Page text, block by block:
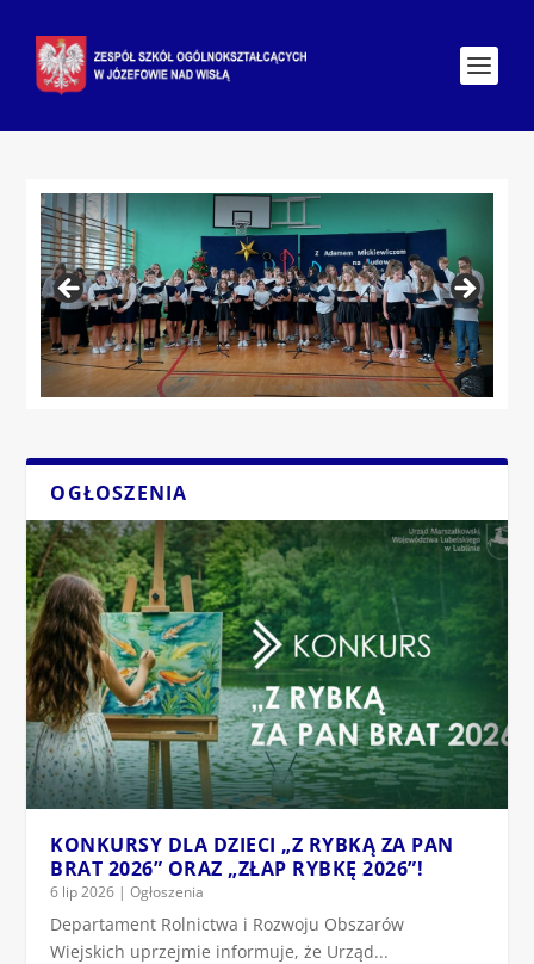
OGŁOSZENIA
KONKURSY DLA DZIECI „Z RYBKĄ ZA PAN
BRAT 2026” ORAZ „ZŁAP RYBKĘ 2026”!
6 lip 2026 |Ogłoszenia
Departament Rolnictwa i Rozwoju Obszarów
Wiejskich uprzejmie informuje, że Urząd...